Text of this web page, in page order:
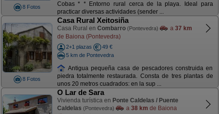
8 Fotos
Cobas * * Entorno rural cerca de la playa. Ideal para
practicar diversas actividades (sender ...
8 Fotos
Casa Rural Xeitosiña
Casa Rural en Combarro (Pontevedra) a 37 km
de Baiona (Pontevedra)
2+1 plazas
49 €
5 km de Pontevedra
Antigua pequeña casa de pescadores construida en
piedra totalmente restaurada. Consta de tres plantas de
unos 20 metros cuadrados: en la sup ...
O Lar de Sara
Vivienda turística en Ponte Caldelas / Puente
Caldelas (Pontevedra) a 38 km de Baiona